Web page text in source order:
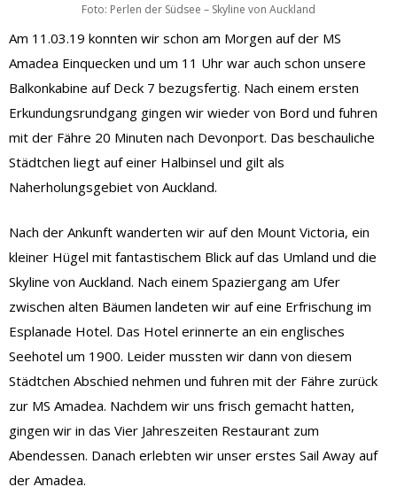
Foto: Perlen der Südsee – Skyline von Auckland
Am 11.03.19 konnten wir schon am Morgen auf der MS
Amadea Einquecken und um 11 Uhr war auch schon unsere
Balkonkabine auf Deck 7 bezugsfertig. Nach einem ersten
Erkundungsrundgang gingen wir wieder von Bord und fuhren
mit der Fähre 20 Minuten nach Devonport. Das beschauliche
Städtchen liegt auf einer Halbinsel und gilt als
Naherholungsgebiet von Auckland.
Nach der Ankunft wanderten wir auf den Mount Victoria, ein
kleiner Hügel mit fantastischem Blick auf das Umland und die
Skyline von Auckland. Nach einem Spaziergang am Ufer
zwischen alten Bäumen landeten wir auf eine Erfrischung im
Esplanade Hotel. Das Hotel erinnerte an ein englisches
Seehotel um 1900. Leider mussten wir dann von diesem
Städtchen Abschied nehmen und fuhren mit der Fähre zurück
zur MS Amadea. Nachdem wir uns frisch gemacht hatten,
gingen wir in das Vier Jahreszeiten Restaurant zum
Abendessen. Danach erlebten wir unser erstes Sail Away auf
der Amadea.